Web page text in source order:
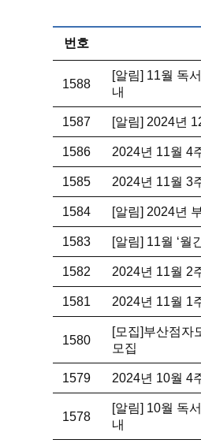
번호
1588
[알림] 11월 독
내
1587 [알림] 2024년
1586 2024년 11월 4
1585 2024년 11월 3
1584 [알림] 2024년
1583 [알림] 11월 ‘월
1582 2024년 11월 2
1581 2024년 11월 1
1580
[모집]부산점자
모집
1579 2024년 10월 4
1578
[알림] 10월 독
내